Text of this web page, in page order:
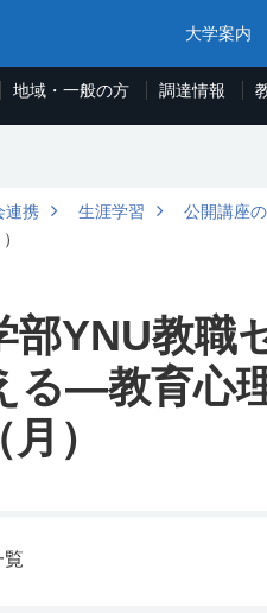
大学案内
地域・一般の方 調達情報
連携 生涯学習 公開講座
部YNU教職
る―教育心
）
覧